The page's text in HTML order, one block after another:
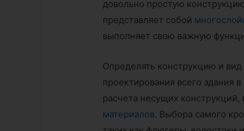
довольно простую
представляет собой
выполняет свою важную
Определять конструкцию и
проектирования всего здания
расчета несущих
материалов. Выбора самого